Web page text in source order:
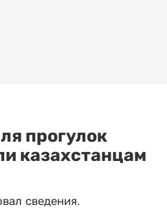
прогулок
казахстанцам
сведения.